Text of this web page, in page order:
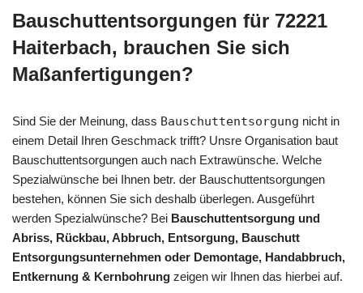
Bauschuttentsorgungen für 72221
Haiterbach, brauchen Sie sich
Maßanfertigungen?
Sind Sie der Meinung, dass Bauschuttentsorgung nicht in
einem Detail Ihren Geschmack trifft? Unsre Organisation baut
Bauschuttentsorgungen auch nach Extrawünsche. Welche
Spezialwünsche bei Ihnen betr. der Bauschuttentsorgungen
bestehen, können Sie sich deshalb überlegen. Ausgeführt
werden Spezialwünsche? Bei Bauschuttentsorgung und
Abriss, Rückbau, Abbruch, Entsorgung, Bauschutt
Entsorgungsunternehmen oder Demontage, Handabbruch,
Entkernung & Kernbohrung zeigen wir Ihnen das hierbei auf.